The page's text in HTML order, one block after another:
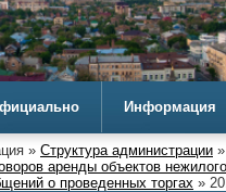
Информация
» Структура администрации »
аренды объектов
о проведенных торгах »